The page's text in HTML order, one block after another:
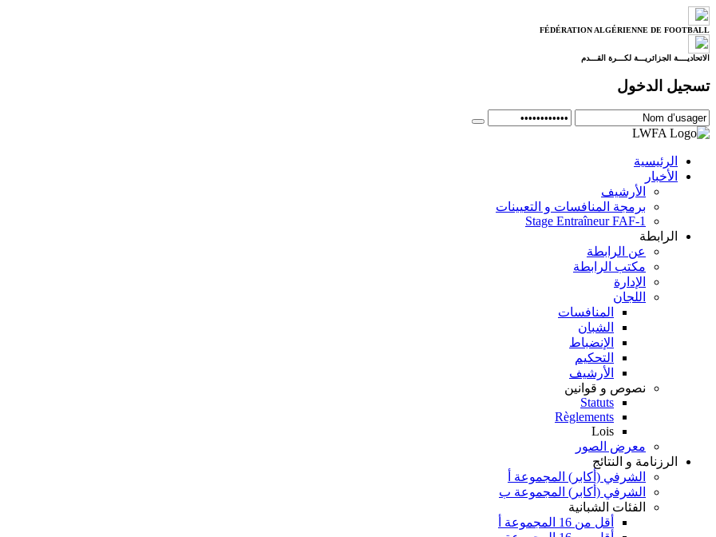
FÉDÉRATION ALGÉRIENNE DE FOOTBALL
الاتحاديــــة الجزائريـــة لكـــرة القـــدم
تسجيل الدخول
الرئيسية
الأخبار
الأرشيف
برمجة المنافسات و التعيينات
Stage Entraîneur FAF-1
الرابطة
عن الرابطة
مكتب الرابطة
الإدارة
اللجان
المنافسات
الشبان
الإنضباط
التحكيم
الأرشيف
نصوص و قوانين
Statuts
Règlements
Lois
معرض الصور
الرزنامة و النتائج
الشرفي (أكابر) المجموعة أ
الشرفي (أكابر) المجموعة ب
الفئات الشبانية
أقل من 16 المجموعة أ